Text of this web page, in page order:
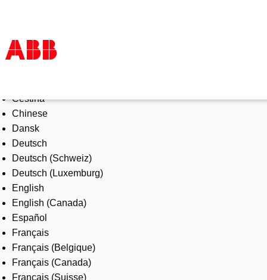
Products & Solutions
Industries
Services
About us
Where to buy
Contact us
Careers
Čeština
Chinese
Dansk
Deutsch
Deutsch (Schweiz)
Deutsch (Luxemburg)
English
English (Canada)
Español
Français
Français (Belgique)
Français (Canada)
Français (Suisse)